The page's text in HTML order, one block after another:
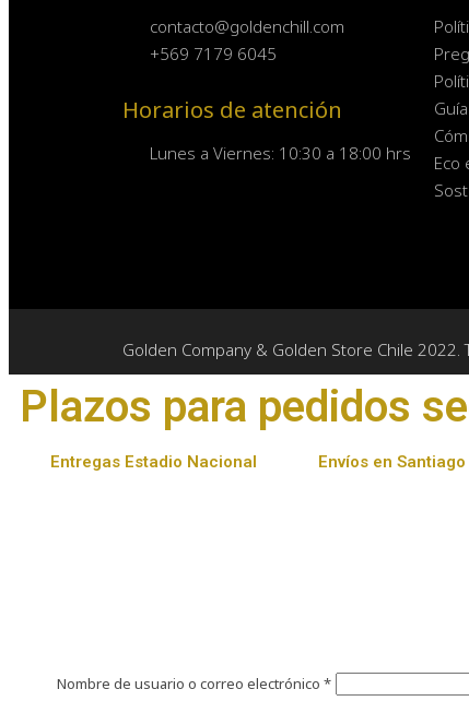
contacto@goldenchill.com
+569 7179 6045
Horarios de atención
Lunes a Viernes: 10:30 a 18:00 hrs
Eco
Golden Company & Golden Store Chile
Plazos para pedidos
Entregas Estadio Nacional Envíos en Santiago
Nombre de usuario o correo electrónico *